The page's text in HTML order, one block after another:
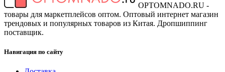
OPTOMNADO.RU -
товары для маркетплейсов оптом. Оптовый интернет магазин
трендовых и популярных товаров из Китая. Дропшиппинг
поставщик.
Навигация по сайту